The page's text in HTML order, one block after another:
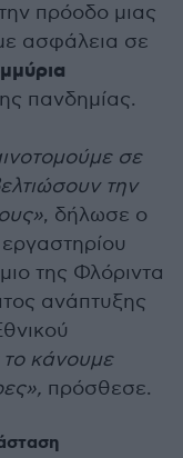
πρόοδο μιας
ασφάλεια σε
πανδημίας.
σε
την
, δήλωσε ο
της Φλόριντα
ανάπτυξης
κάνουμε
πρόσθεσε.